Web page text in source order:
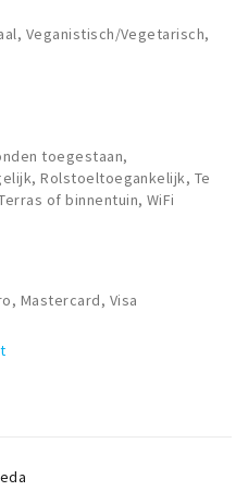
Veganistisch/Vegetarisch,
toegestaan,
Rolstoeltoegankelijk, Te
of binnentuin, WiFi
Mastercard, Visa